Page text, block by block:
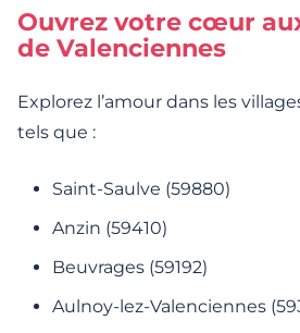
Ouvrez votre cœur
de Valenciennes
Explorez l’amour dans les
tels que :
Saint-Saulve (59880)
Anzin (59410)
Beuvrages (59192)
Aulnoy-lez-Valenciennes